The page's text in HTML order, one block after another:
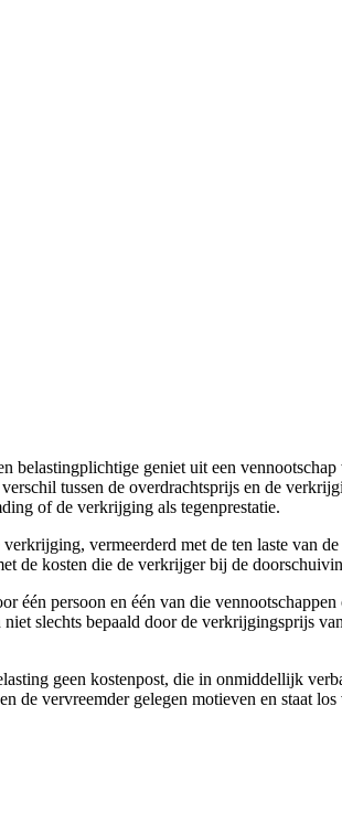
geniet uit een
tussen de overdrachtsprijs en de
of de verkrijging als tegenprestatie.
vermeerderd met de ten laste van
de kosten die de verkrijger bij de
één persoon en één van die
slechts bepaald door de verkrijgingsprijs
geen kostenpost, die in onmiddellijk
vervreemder gelegen motieven en staat